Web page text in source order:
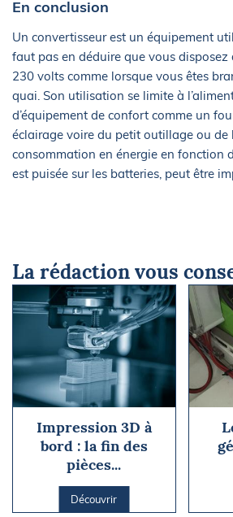
En conclusion
Un convertisseur est un équipement
faut pas en déduire que vous
230 volts comme lorsque vous êtes
quai. Son utilisation se limite à
d’équipement de confort comme un
éclairage voire du petit outillage ou de
consommation en énergie en fonction
est puisée sur les batteries, peut être
La rédaction vous
Impression 3D à
bord : la fin des
pièces...
Découvrir